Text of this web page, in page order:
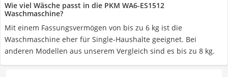
Wie viel Wäsche passt in die PKM WA6-ES1512
Waschmaschine?
Mit einem Fassungsvermögen von bis zu 6 kg ist die
Waschmaschine eher für Single-Haushalte geeignet. Bei
anderen Modellen aus unserem Vergleich sind es bis zu 8 kg.